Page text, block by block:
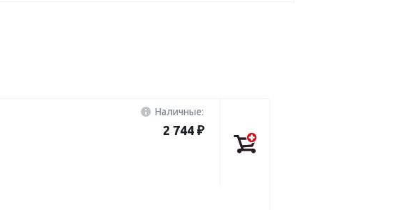
Наличные:
2 744 ₽